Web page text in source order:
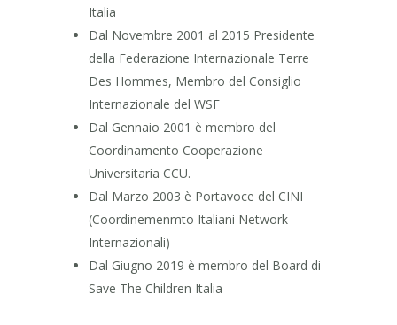
Italia
Dal Novembre 2001 al 2015 Presidente
della Federazione Internazionale Terre
Des Hommes, Membro del Consiglio
Internazionale del WSF
Dal Gennaio 2001 è membro del
Coordinamento Cooperazione
Universitaria CCU.
Dal Marzo 2003 è Portavoce del CINI
(Coordinemenmto Italiani Network
Internazionali)
Dal Giugno 2019 è membro del Board di
Save The Children Italia